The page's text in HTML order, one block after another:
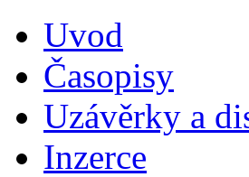
Uvod
Časopisy
Uzávěrky a
Inzerce